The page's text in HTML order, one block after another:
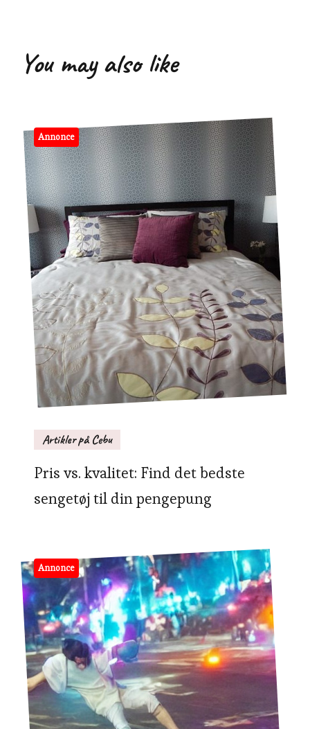
You may also like
Annonce
Artikler på Cebu
Pris vs. kvalitet: Find det bedste
sengetøj til din pengepung
Annonce